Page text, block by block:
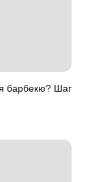
барбекю? Шаг